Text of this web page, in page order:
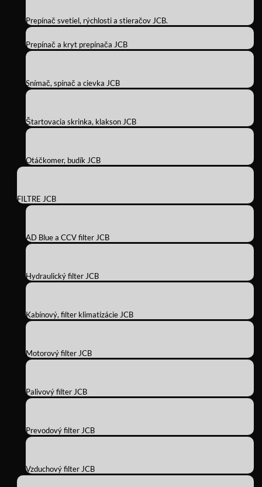
Prepínač svetiel, rýchlosti a stieračov JCB.
Prepínač a kryt prepínača JCB
Snímač, spínač a cievka JCB
Štartovacia skrinka, klakson JCB
Otáčkomer, budík JCB
FILTRE JCB
AD Blue a CCV filter JCB
Hydraulický filter JCB
Kabínový, filter klimatizácie JCB
Motorový filter JCB
Palivový filter JCB
Prevodový filter JCB
Vzduchový filter JCB